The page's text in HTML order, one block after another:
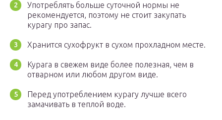
Употреблять больше суточной нормы не
рекомендуется, поэтому не стоит закупать
курагу про запас.
Хранится сухофрукт в сухом прохладном месте.
Курага в свежем виде более полезная, чем в
отварном или любом другом виде.
Перед употреблением курагу лучше всего
замачивать в теплой воде.